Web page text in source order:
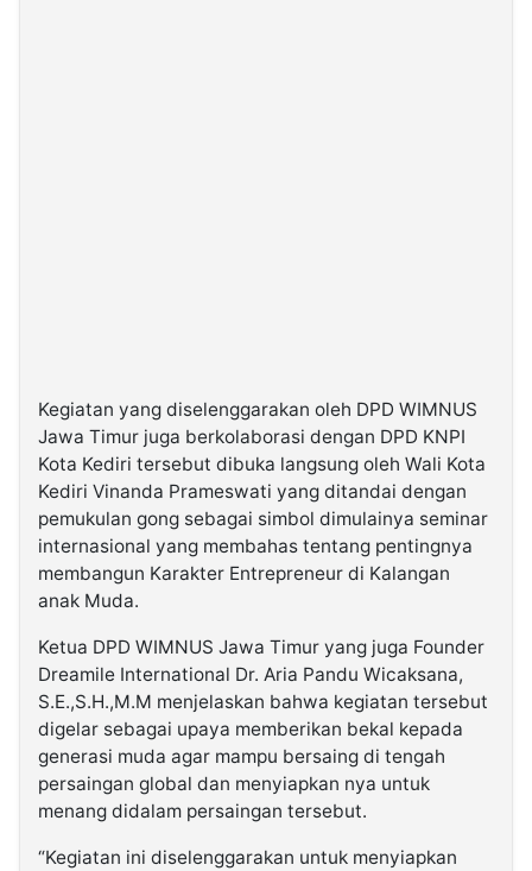
Kegiatan yang diselenggarakan oleh DPD WIMNUS
Jawa Timur juga berkolaborasi dengan DPD KNPI
Kota Kediri tersebut dibuka langsung oleh Wali Kota
Kediri Vinanda Prameswati yang ditandai dengan
pemukulan gong sebagai simbol dimulainya seminar
internasional yang membahas tentang pentingnya
membangun Karakter Entrepreneur di Kalangan
anak Muda.
Ketua DPD WIMNUS Jawa Timur yang juga Founder
Dreamile International Dr. Aria Pandu Wicaksana,
S.E.,S.H.,M.M menjelaskan bahwa kegiatan tersebut
digelar sebagai upaya memberikan bekal kepada
generasi muda agar mampu bersaing di tengah
persaingan global dan menyiapkan nya untuk
menang didalam persaingan tersebut.
“Kegiatan ini diselenggarakan untuk menyiapkan